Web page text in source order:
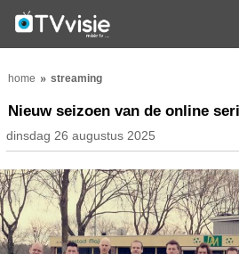
home streaming
Nieuw seizoen van de online
dinsdag 26 augustus 2025